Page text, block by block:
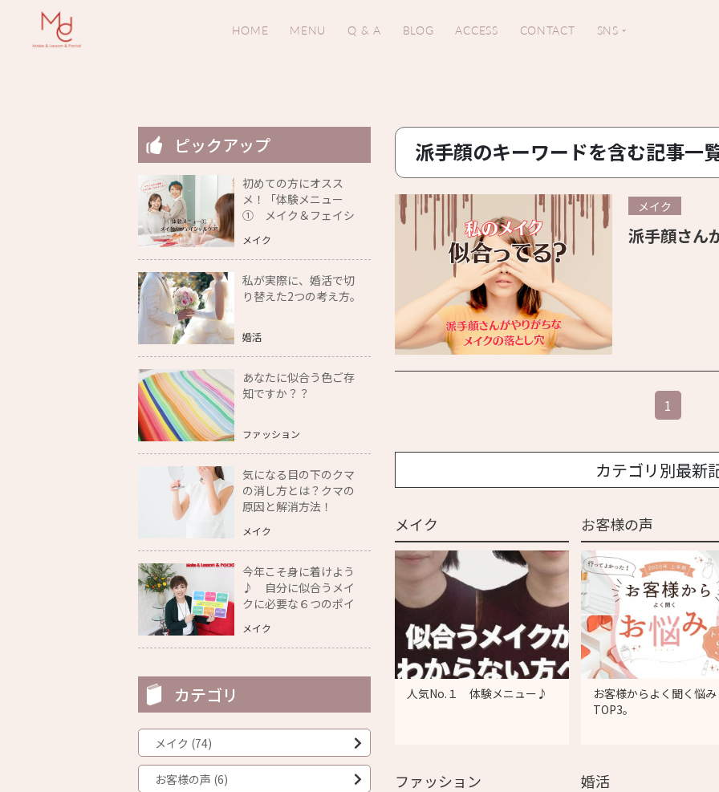
HOME MENU Q & A BLOG ACCESS CONTACT SNS
派手顔のキーワードを含む記事一
メイク
派手顔さん
1
カテゴリ別最新
メイク
人気No.１ 体験メニュー♪
お客様の声
お客様からよく聞く悩み
TOP3。
ファッション 婚活
ピックアップ
初めての方にオスス
メ！「体験メニュー
① メイク＆フェイシ
メイク
私が実際に、婚活で切
り替えた2つの考え方。
婚活
あなたに似合う色ご存
知ですか？？
ファッション
気になる目の下のクマ
の消し方とは？クマの
原因と解消方法！
メイク
今年こそ身に着けよう
♪ 自分に似合うメイ
クに必要な６つのポイ
メイク
カテゴリ
メイク (74)
お客様の声 (6)